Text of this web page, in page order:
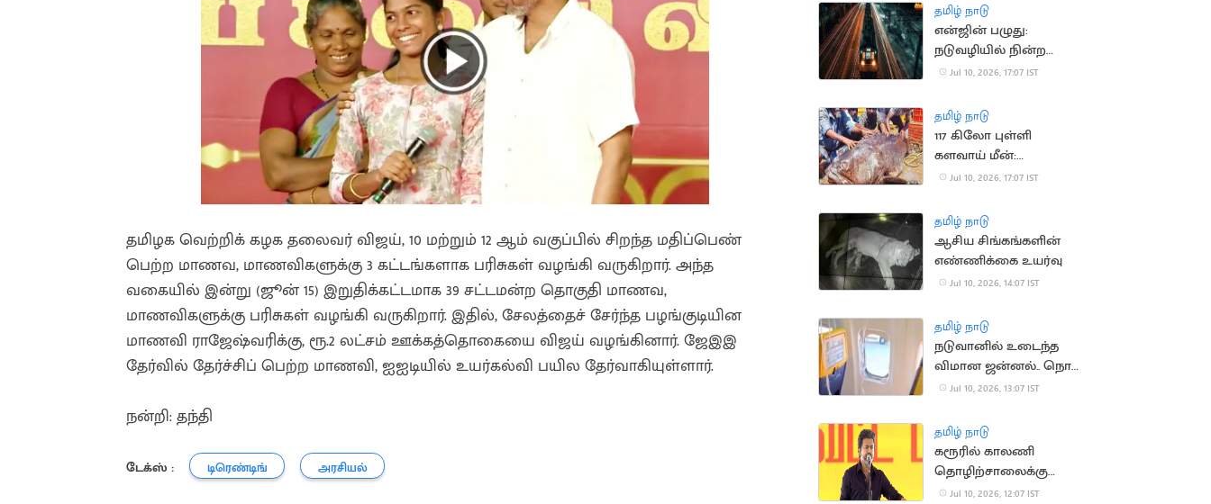
தமிழக வெற்றிக் கழக தலைவர் விஜய், 10 மற்றும் 12 ஆம் வகுப்பில் சிறந்த மதிப்பெண்
பெற்ற மாணவ, மாணவிகளுக்கு 3 கட்டங்களாக பரிசுகள் வழங்கி வருகிறார். அந்த
வகையில் இன்று (ஜூன் 15) இறுதிக்கட்டமாக 39 சட்டமன்ற தொகுதி மாணவ,
மாணவிகளுக்கு பரிசுகள் வழங்கி வருகிறார். இதில், சேலத்தைச் சேர்ந்த பழங்குடியின
மாணவி ராஜேஷ்வரிக்கு, ரூ.2 லட்சம் ஊக்கத்தொகையை விஜய் வழங்கினார். ஜேஇஇ
தேர்வில் தேர்ச்சிப் பெற்ற மாணவி, ஐஐடியில் உயர்கல்வி பயில தேர்வாகியுள்ளார்.
நன்றி: தந்தி
டேக்ஸ் : டிரெண்டிங் அரசியல்
தமிழ் நாடு
என்ஜின் பழுது:
நடுவழியில் நின்ற
ராமேஸ்வரம் எக்ஸ்பிரஸ்
Jul 10, 2026, 17:07 IST
தமிழ் நாடு
117 கிலோ புள்ளி
களவாய் மீன்:
மீனவர்களுக்கு
Jul 10, 2026, 17:07 IST
தமிழ் நாடு
ஆசிய சிங்கங்களின்
எண்ணிக்கை உயர்வு
Jul 10, 2026, 14:07 IST
தமிழ் நாடு
நடுவானில் உடைந்த
விமான ஜன்னல்.. நொடி
பொழுதில் உயிர்
Jul 10, 2026, 13:07 IST
தமிழ் நாடு
கரூரில் காலணி
தொழிற்சாலைக்கு
அடிக்கல் நாட்டிய
Jul 10, 2026, 12:07 IST